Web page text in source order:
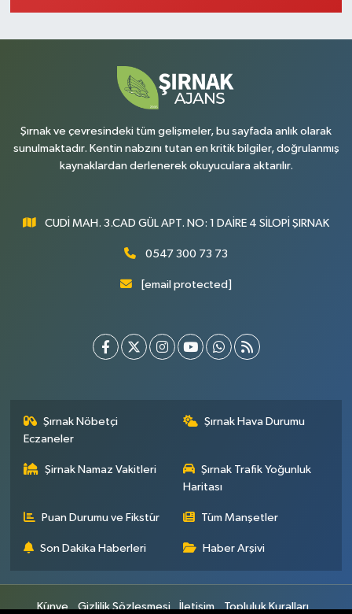
Şırnak ve çevresindeki tüm gelişmeler, bu sayfada anlık olarak
sunulmaktadır. Kentin nabzını tutan en kritik bilgiler, doğrulanmış
kaynaklardan derlenerek okuyuculara aktarılır.
CUDİ MAH. 3.CAD GÜL APT. NO: 1 DAİRE 4 SİLOPİ ŞIRNAK
0547 300 73 73
[email protected]
Şırnak Nöbetçi
Eczaneler
Şırnak Hava Durumu
Şirnak Namaz Vakitleri
Şırnak Trafik Yoğunluk
Haritası
Puan Durumu ve Fikstür Tüm Manşetler
Son Dakika Haberleri Haber Arşivi
Künye Gizlilik Sözleşmesi İletişim Topluluk Kuralları